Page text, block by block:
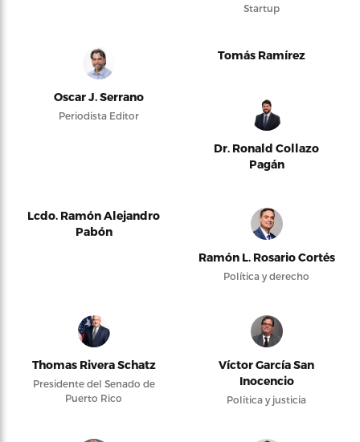
Startup
Oscar J. Serrano
Periodista Editor
Tomás Ramírez
Dr. Ronald Collazo
Pagán
Lcdo. Ramón Alejandro
Pabón
Ramón L. Rosario Cortés
Política y derecho
Thomas Rivera Schatz
Presidente del Senado de
Puerto Rico
Víctor García San
Inocencio
Política y justicia